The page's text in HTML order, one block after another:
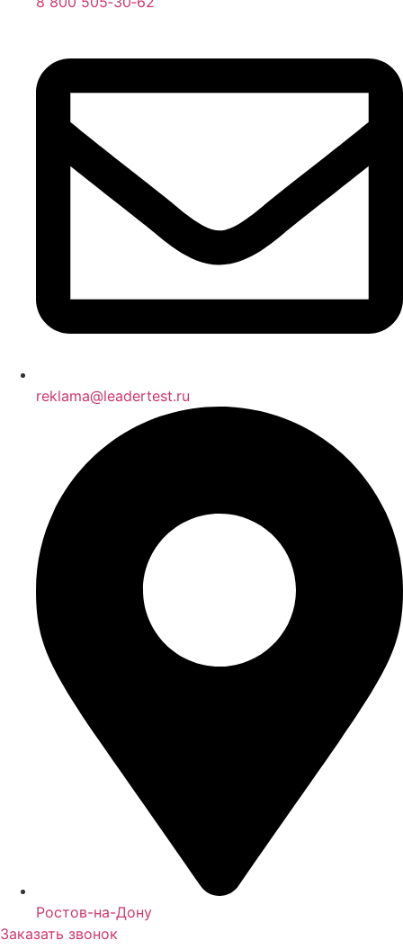
reklama@leadertest.ru
Ростов-на-Дону
Заказать звонок